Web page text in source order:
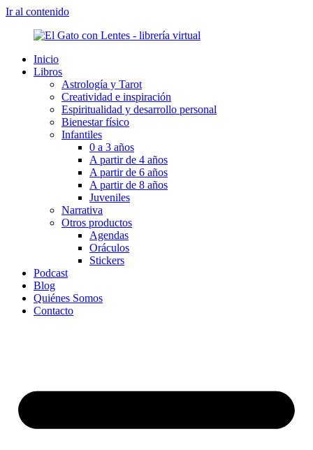
Ir al contenido
Inicio
Libros
Astrología y Tarot
Creatividad e inspiración
Espiritualidad y desarrollo personal
Bienestar físico
Infantiles
0 a 3 años
A partir de 4 años
A partir de 6 años
A partir de 8 años
Juveniles
Narrativa
Otros productos
Agendas
Oráculos
Stickers
Podcast
Blog
Quiénes Somos
Contacto